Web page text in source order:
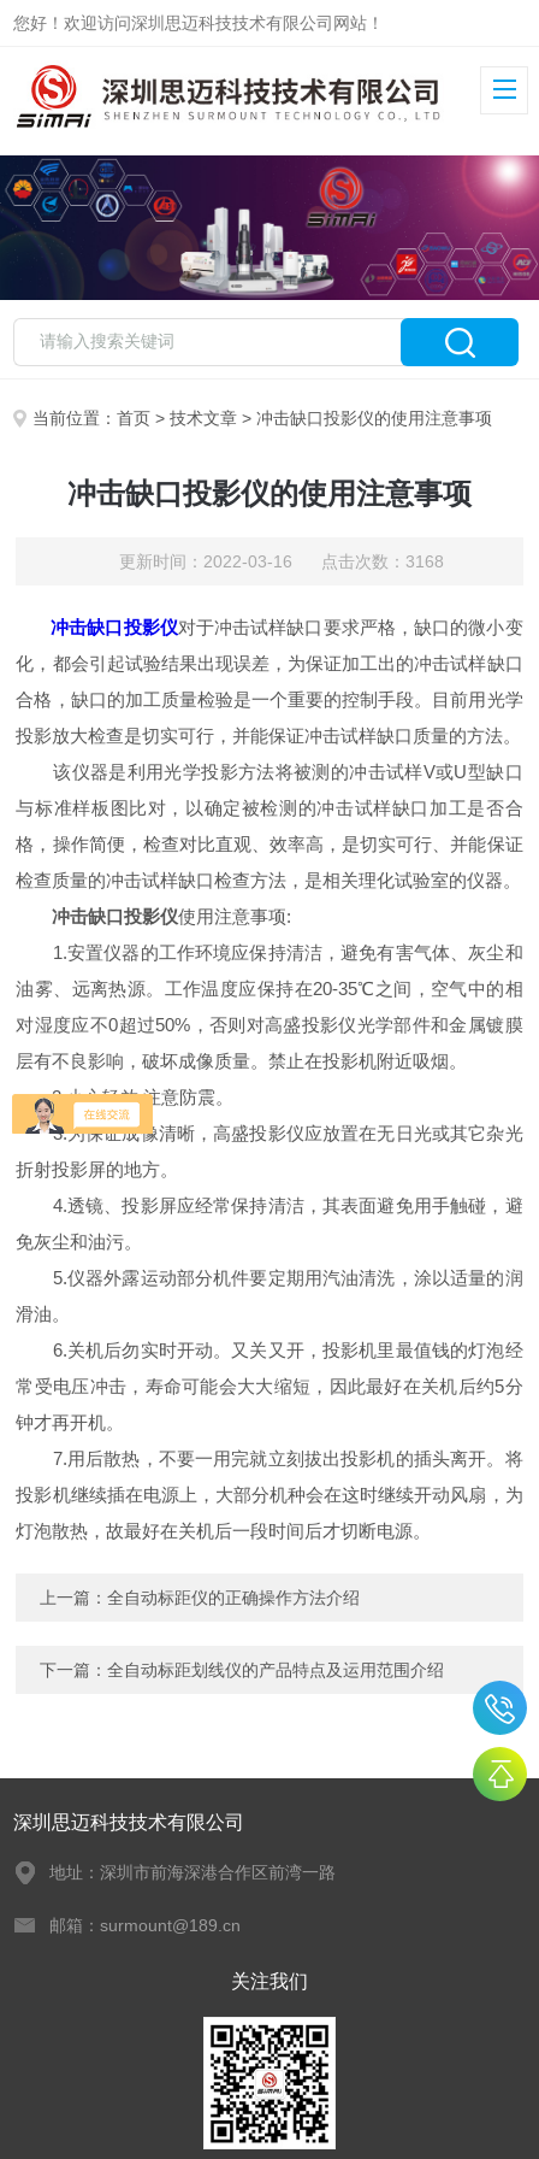
您好！欢迎访问深圳思迈科技技术有限公司网站！
当前位置：首页 >技术文章 > 冲击缺口投影仪的使用注意事项
冲击缺口投影仪的使用注意事项
更新时间：2022-03-16 点击次数：3168
冲击缺口投影仪对于冲击试样缺口要求严格，缺口的微小变
化，都会引起试验结果出现误差，为保证加工出的冲击试样缺口
合格，缺口的加工质量检验是一个重要的控制手段。目前用光学
投影放大检查是切实可行，并能保证冲击试样缺口质量的方法。
该仪器是利用光学投影方法将被测的冲击试样V或U型缺口
与标准样板图比对，以确定被检测的冲击试样缺口加工是否合
格，操作简便，检查对比直观、效率高，是切实可行、并能保证
检查质量的冲击试样缺口检查方法，是相关理化试验室的仪器。
冲击缺口投影仪使用注意事项:
1.安置仪器的工作环境应保持清洁，避免有害气体、灰尘和
油雾、远离热源。工作温度应保持在20-35℃之间，空气中的相
对湿度应不0超过50%，否则对高盛投影仪光学部件和金属镀膜
层有不良影响，破坏成像质量。禁止在投影机附近吸烟。
2.小心轻放,注意防震。
3.为保证成像清晰，高盛投影仪应放置在无日光或其它杂光
折射投影屏的地方。
4.透镜、投影屏应经常保持清洁，其表面避免用手触碰，避
免灰尘和油污。
5.仪器外露运动部分机件要定期用汽油清洗，涂以适量的润
滑油。
6.关机后勿实时开动。又关又开，投影机里最值钱的灯泡经
常受电压冲击，寿命可能会大大缩短，因此最好在关机后约5分
钟才再开机。
7.用后散热，不要一用完就立刻拔出投影机的插头离开。将
投影机继续插在电源上，大部分机种会在这时继续开动风扇，为
灯泡散热，故最好在关机后一段时间后才切断电源。
上一篇：全自动标距仪的正确操作方法介绍
下一篇：全自动标距划线仪的产品特点及运用范围介绍
深圳思迈科技技术有限公司
地址：深圳市前海深港合作区前湾一路
邮箱：surmount@189.cn
关注我们